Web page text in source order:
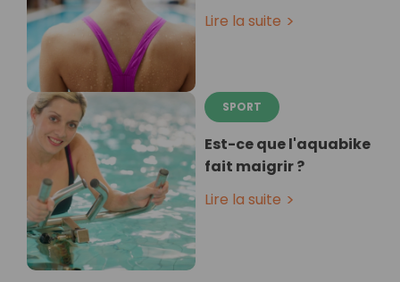
Lire la suite
SPORT
Est-ce que l'aquabike
fait maigrir ?
Lire la suite